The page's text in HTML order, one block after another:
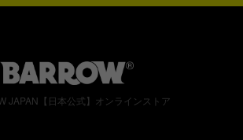
JAPAN【日本公式】オンラインストア